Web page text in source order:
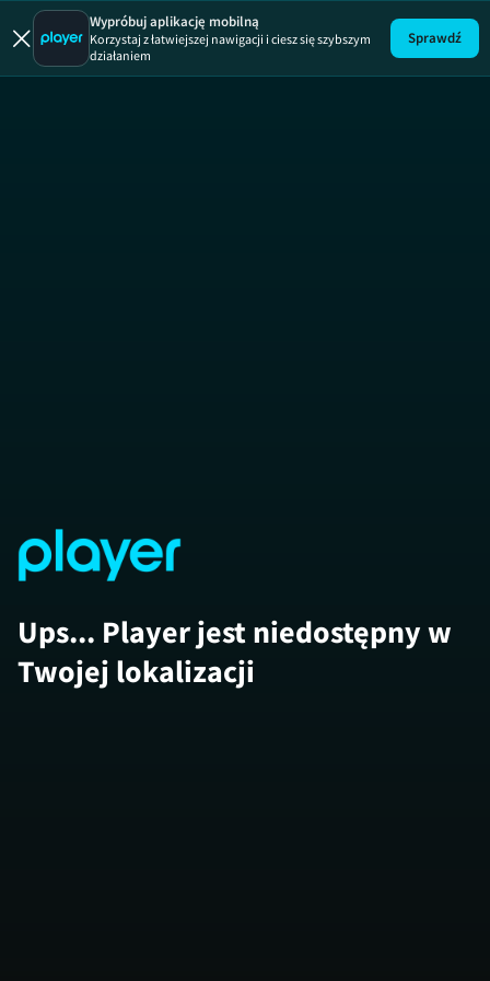
Wypróbuj aplikację mobilną
Korzystaj z łatwiejszej nawigacji i ciesz się szybszym
działaniem
Sprawdź
Ups... Player jest niedostępny w
Twojej lokalizacji